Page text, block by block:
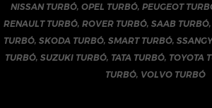
NISSAN TURBÓ, OPEL TURBÓ, PEUGEOT
RENAULT TURBÓ,ROVER TURBÓ,SAAB TURBÓ
TURBÓ, SKODA TURBÓ, SMART TURBÓ,
TURBÓ,SUZUKI TURBÓ, TATA TURBÓ, TOYOTA
TURBÓ, VOLVO TURBÓ